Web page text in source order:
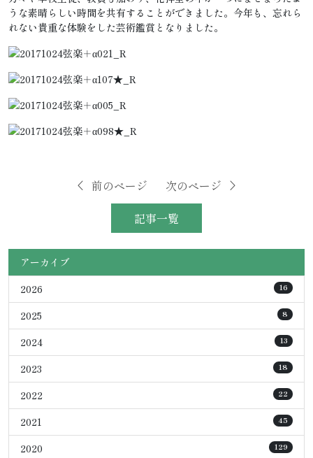
うな素晴らしい時間を共有することができました。今年も、忘れら
れない貴重な体験をした芸術鑑賞となりました。
前のページ
記事一覧
次のページ
アーカイブ
2026
16
2025 8
2024 13
2023 18
2022 22
2021 45
2020 129